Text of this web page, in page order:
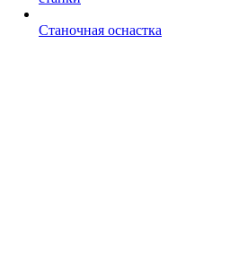
Станочная оснастка